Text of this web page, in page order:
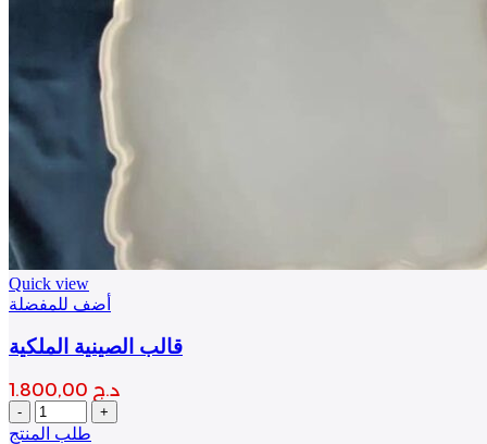
Quick view
أضف للمفضلة
قالب الصينية الملكية
د.ج
قالب
الصينية
طلب المنتج